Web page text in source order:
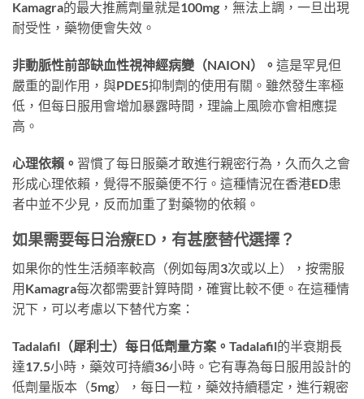
Kamagra的最大推薦劑量就是100mg，無法上調，一旦出現
耐受性，藥物便會失效。
非動脈性前部缺血性視神經病變（NAION）。 這是罕見但
嚴重的副作用，與PDE5抑制劑的使用有關。雖然發生率極
低，但每日服用會增加暴露時間，理論上風險亦會相應提
高。
心理依賴。 習慣了每日服藥才敢進行親密行為，久而久之會
形成心理依賴，覺得不服藥便不行。這種情況在香港ED患
者中並不少見，反而加重了對藥物的依賴。
如果需要每日治療ED，有甚麼替代選擇？
如果你的性生活頻率較高（例如每周3次或以上），按需服
用Kamagra每次都需要計算時間，確實比較不便。在這種情
況下，可以考慮以下替代方案：
Tadalafil（犀利士）每日低劑量方案。 Tadalafil的半衰期長
達17.5小時，藥效可持續36小時。它有專為每日服用設計的
低劑量版本（5mg），每日一粒，藥效持續穩定，進行親密